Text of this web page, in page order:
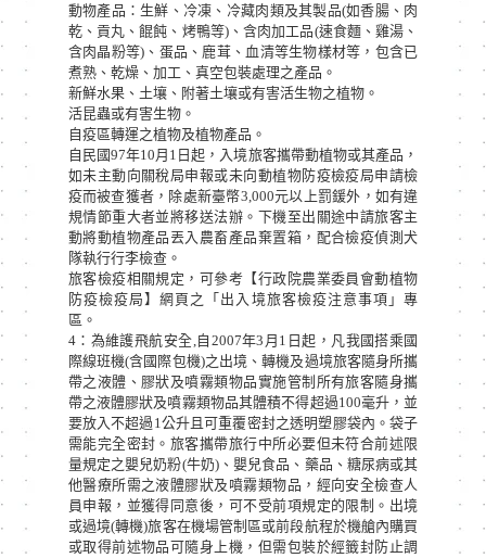
動物產品：生鮮、冷凍、冷藏肉類及其製品(如香腸、肉
乾、貢丸、餛飩、烤鴨等)、含肉加工品(速食麵、雞湯、
含肉晶粉等)、蛋品、鹿茸、血清等生物樣材等，包含已
煮熟、乾燥、加工、真空包裝處理之產品。
新鮮水果、土壤、附著土壤或有害活生物之植物。
活昆蟲或有害生物。
自疫區轉運之植物及植物產品。
自民國97年10月1日起，入境旅客攜帶動植物或其產品，
如未主動向關稅局申報或未向動植物防疫檢疫局申請檢
疫而被查獲者，除處新臺幣3,000元以上罰鍰外，如有違
規情節重大者並將移送法辦。下機至出關途中請旅客主
動將動植物產品丟入農畜產品棄置箱，配合檢疫偵測犬
隊執行行李檢查。
旅客檢疫相關規定，可參考【行政院農業委員會動植物
防疫檢疫局】網頁之「出入境旅客檢疫注意事項」專
區。
4：為維護飛航安全,自2007年3月1日起，凡我國搭乘國
際線班機(含國際包機)之出境、轉機及過境旅客隨身所攜
帶之液體、膠狀及噴霧類物品實施管制所有旅客隨身攜
帶之液體膠狀及噴霧類物品其體積不得超過100毫升，並
要放入不超過1公升且可重覆密封之透明塑膠袋內。袋子
需能完全密封。旅客攜帶旅行中所必要但未符合前述限
量規定之嬰兒奶粉(牛奶)、嬰兒食品、藥品、糖尿病或其
他醫療所需之液體膠狀及噴霧類物品，經向安全檢查人
員申報，並獲得同意後，可不受前項規定的限制。出境
或過境(轉機)旅客在機場管制區或前段航程於機艙內購買
或取得前述物品可隨身上機，但需包裝於經籤封防止調